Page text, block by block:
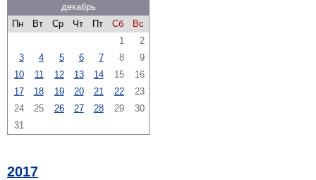
декабрь
Пн
Вт Ср Чт Пт Сб
Вс
1
2
3
4 5 6 7 8
9
10
11 12 13 14 15
16
17
18 19 20 21 22
23
24
25 26 27 28 29
30
31
2017